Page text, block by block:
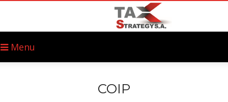
Menu
COIP